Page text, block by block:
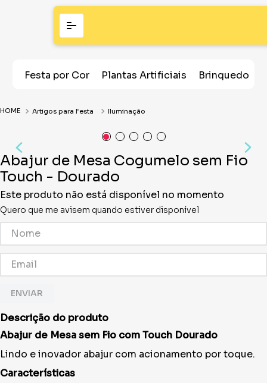
Festa por Cor Plantas Artificiais Brinquedos
Artigos para Festa Iluminação
Abajur de Mesa Cogumelo sem Fio
Touch - Dourado
Este produto não está disponível no momento
Quero que me avisem quando estiver disponível
ENVIAR
Descrição do produto
Abajur de Mesa sem Fio com Touch Dourado
Lindo e inovador abajur com acionamento por toque.
Características